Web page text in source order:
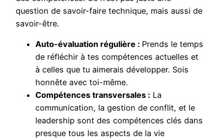
question de savoir-faire technique, mais aussi de
savoir-être.
Auto-évaluation régulière : Prends le temps
de réfléchir à tes compétences actuelles et
à celles que tu aimerais développer. Sois
honnête avec toi-même.
Compétences transversales : La
communication, la gestion de conflit, et le
leadership sont des compétences clés dans
presque tous les aspects de la vie